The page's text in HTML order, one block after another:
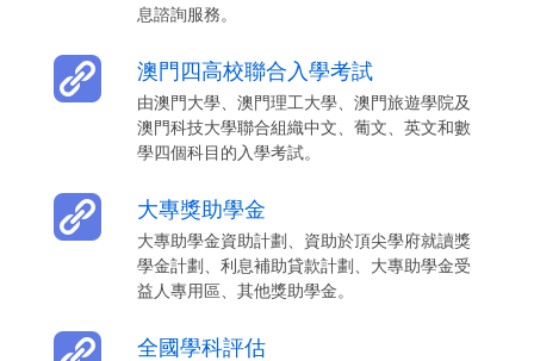
息諮詢服務。
澳門四高校聯合入學考試
由澳門大學、澳門理工大學、澳門旅遊學院及
澳門科技大學聯合組織中文、葡文、英文和數
學四個科目的入學考試。
大專獎助學金
大專助學金資助計劃、資助於頂尖學府就讀獎
學金計劃、利息補助貸款計劃、大專助學金受
益人專用區、其他獎助學金。
全國學科評估